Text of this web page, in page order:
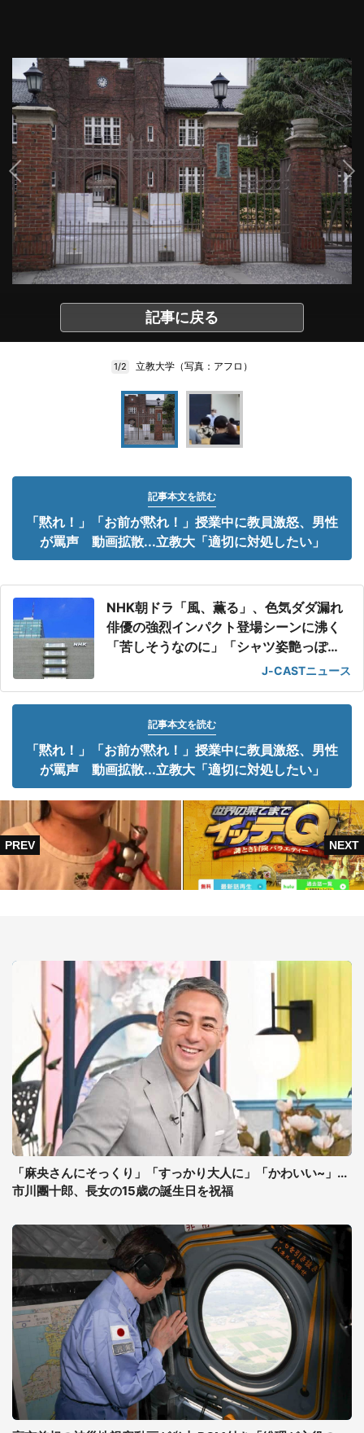
記事に戻る
1/2 立教大学（写真：アフロ）
記事本文を読む
「黙れ！」「お前が黙れ！」授業中に教員激怒、男性
が罵声 動画拡散...立教大「適切に対処したい」
NHK朝ドラ「風、薫る」、色気ダダ漏れ
俳優の強烈インパクト登場シーンに沸く
「苦しそうなのに」「シャツ姿艶っぽ
J-CASTニュース
記事本文を読む
「黙れ！」「お前が黙れ！」授業中に教員激怒、男性
が罵声 動画拡散...立教大「適切に対処したい」
「麻央さんにそっくり」「すっかり大人に」「かわいい~」...
市川團十郎、長女の15歳の誕生日を祝福